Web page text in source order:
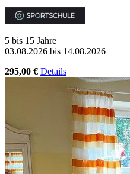
5 bis 15 Jahre
03.08.2026 bis 14.08.2026
295,00 € Details